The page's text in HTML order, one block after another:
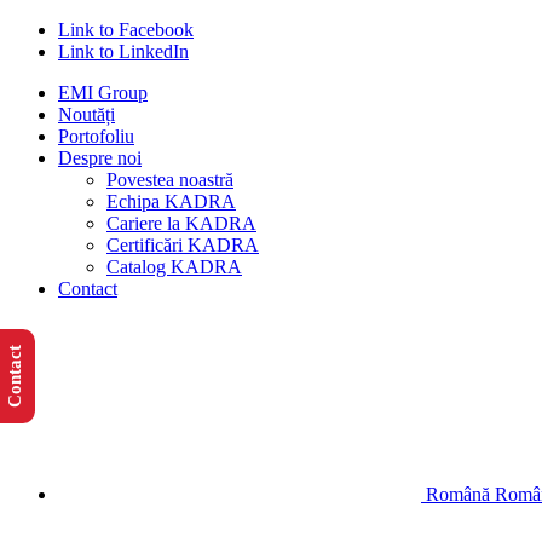
Link to Facebook
Link to LinkedIn
EMI Group
Noutăți
Portofoliu
Despre noi
Povestea noastră
Echipa KADRA
Cariere la KADRA
Certificări KADRA
Catalog KADRA
Contact
Română
Contact